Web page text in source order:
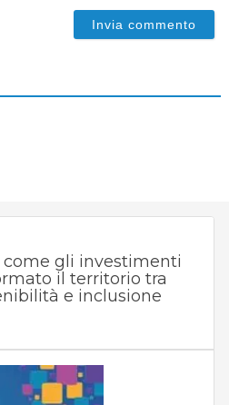
come gli investimenti
il territorio tra
e inclusione